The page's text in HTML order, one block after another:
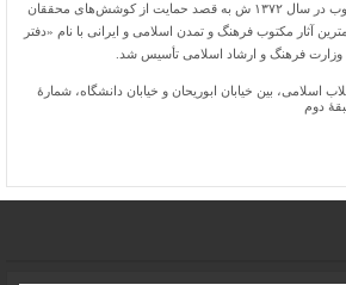
مؤسسه پژوهشی میراث مكتوب در سال ۱۳۷۲ ش به قصد حمایت از كوشش‌های محققان
آثار مكتوب فرهنگ و تمدن اسلامی و ایرانی با نام «دفتر
فرهنگ و ارشاد اسلامی تأسیس شد.
اسلامی، بین خیابان ابوریحان و خیابان دانشگاه، شمارۀ